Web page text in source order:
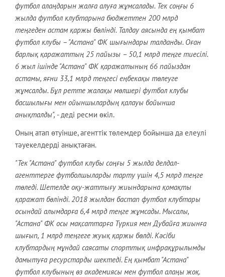
футбол алаңдарын жалға алуға жұмсалады. Тек соңғы 6
жылда футбол клубтарына бюджеттен 200 млрд
теңгеден астам қаржы бөлінді. Талдау аясында ең қымбат
футбол клубы – "Астана" ФК шығындары талданды. Оған
барлық қаражаттың 25 пайызы – 50,1 млрд теңге тиесілі.
6 жыл ішінде "Астана" ФК қаражатының 66 пайыздан
астамы, яғни 33,1 млрд теңгесі еңбекақы төлеуге
жұмсалды. Бұл ретте жалақы мөлшері футбол клубы
басшылығы мен ойыншылардың қалауы бойынша
анықталды", - деді ресми өкіл.
Оның атап өтуінше, агенттік төлемдер бойынша да елеулі
тәуекелдерді анықтаған.
"Тек "Астана" футбол клубы соңғы 5 жылда делдал-
агенттерге футболшыларды тарту үшін 4,5 млрд теңге
төледі. Шетелде оқу-жаттығу жиындарына қомақты
қаражат бөлінді. 2018 жылдан бастап футбол клубтары
осындай алымдарға 6,4 млрд теңге жұмсады. Мысалы,
"Астана" ФК осы мақсаттарға Түркия мен Дубайға жиынға
шығып, 1 млрд теңгеге жуық қаржы бөлді. Кәсіби
клубтардың мұндай саясаты спорттық инфрақұрылымды
дамытуға ресурстарды шектеді. Ең қымбат "Астана"
футбол клубының өз академиясы мен футбол алаңы жоқ.